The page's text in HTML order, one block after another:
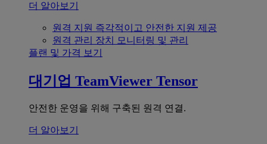
더 알아보기
원격 지원 즉각적이고 안전한 지원 제공
원격 관리 장치 모니터링 및 관리
플랜 및 가격 보기
대기업 TeamViewer Tensor
안전한 운영을 위해 구축된 원격 연결.
더 알아보기